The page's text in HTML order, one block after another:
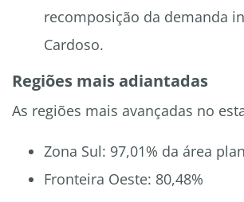
recomposição da demanda
Cardoso.
Regiões mais adiantadas
As regiões mais avançadas no
Zona Sul: 97,01% da área
Fronteira Oeste: 80,48%